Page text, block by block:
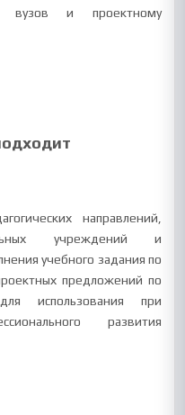
вузов и проектному
направлений,
учреждений и
учебного задания по
предложений по
использования при
развития